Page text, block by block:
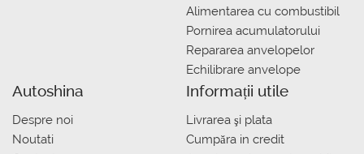
Alimentarea cu combustibil
Pornirea acumulatorului
Repararea anvelopelor
Echilibrare anvelope
Autoshina
Despre noi
Noutati
Informații utile
Livrarea şi plata
Сumpăra in credit